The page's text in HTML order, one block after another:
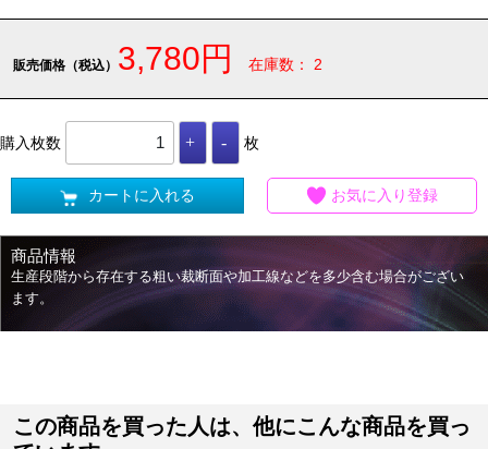
販売価格（税込） 3,780円 在庫数： 2
購入枚数 枚
カートに入れる お気に入り登録
商品情報
生産段階から存在する粗い裁断面や加工線などを多少含む場合がござい
ます。
この商品を買った人は、他にこんな商品を買っ